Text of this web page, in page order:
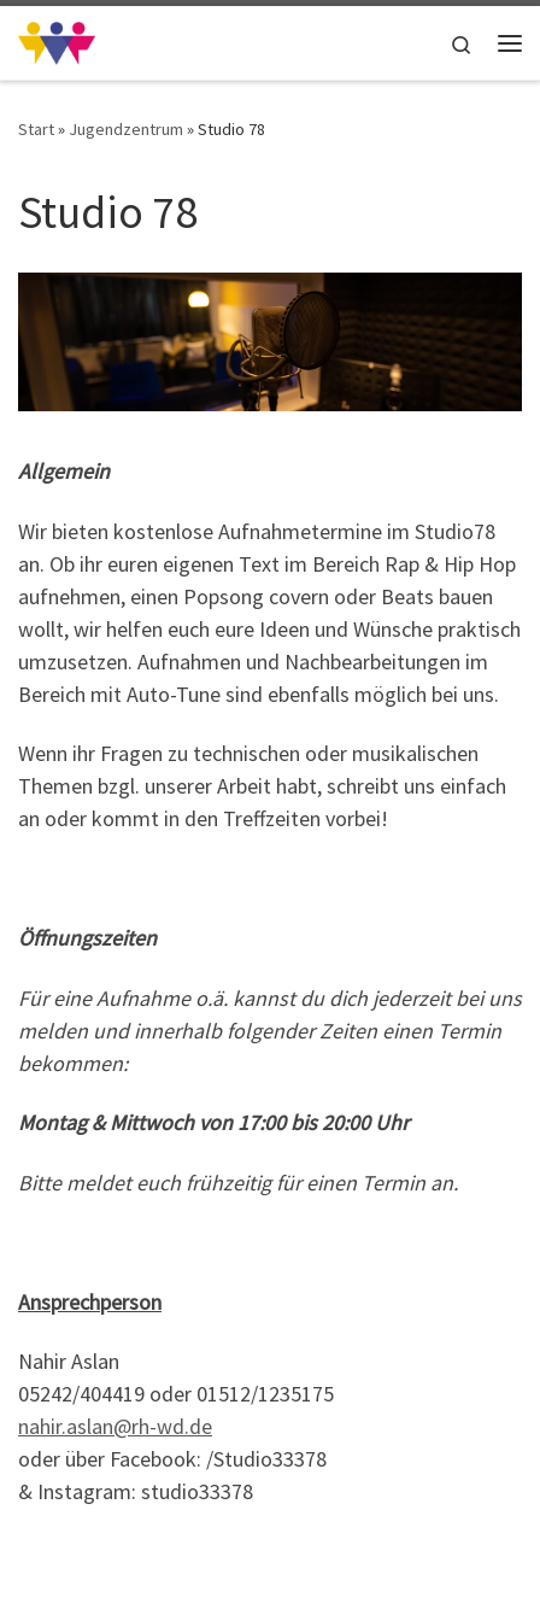
Zum Inhalt springen
Search
Start» Jugendzentrum »Studio 78
Studio 78
Allgemein
Wir bieten kostenlose Aufnahmetermine im Studio78
an. Ob ihr euren eigenen Text im Bereich Rap & Hip Hop
aufnehmen, einen Popsong covern oder Beats bauen
wollt, wir helfen euch eure Ideen und Wünsche praktisch
umzusetzen. Aufnahmen und Nachbearbeitungen im
Bereich mit Auto-Tune sind ebenfalls möglich bei uns.
Wenn ihr Fragen zu technischen oder musikalischen
Themen bzgl. unserer Arbeit habt, schreibt uns einfach
an oder kommt in den Treffzeiten vorbei!
Öffnungszeiten
Für eine Aufnahme o.ä. kannst du dich jederzeit bei uns
melden und innerhalb folgender Zeiten einen Termin
bekommen:
Montag & Mittwoch von 17:00 bis 20:00 Uhr
Bitte meldet euch frühzeitig für einen Termin an.
Ansprechperson
Nahir Aslan
05242/404419 oder 01512/1235175
nahir.aslan@rh-wd.de
oder über Facebook: /Studio33378
& Instagram: studio33378